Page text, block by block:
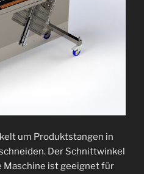
um Produktstangen in
Der Schnittwinkel
Maschine ist geeignet für